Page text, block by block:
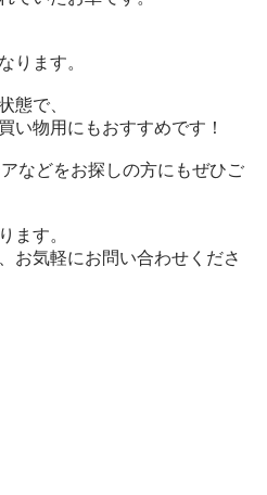
ります。
態で、
い物用にもおすすめです！
などをお探しの方にもぜひご
ます。
お気軽にお問い合わせくださ